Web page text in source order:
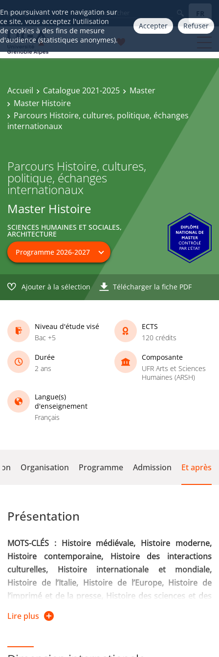
En poursuivant votre navigation sur
ce site, vous acceptez l'utilisation
de cookies à des fins de mesure
d'audience (statistiques anonymes).
Accepter Refuser
Aller à FR
Accueil Catalogue 2021-2025
Master
Master Histoire
Parcours Histoire, cultures, politique, échanges
internationaux
Parcours Histoire, cultures,
politique, échanges
internationaux
Master Histoire
SCIENCES HUMAINES ET SOCIALES,
ARCHITECTURE
Ajouter à la sélection Télécharger la fiche PDF
Niveau d'étude visé
Bac +5
ECTS
120 crédits
Durée
2 ans
Composante
UFR Arts et Sciences
Humaines (ARSH)
Langue(s)
d'enseignement
Français
Organisation Programme Admission Et après
Présentation
MOTS-CLÉS : Histoire médiévale, Histoire moderne,
Histoire contemporaine, Histoire des interactions
culturelles, Histoire internationale et mondiale,
Histoire de l’Italie, Histoire de l’Europe, Histoire de
l’imprimé et de la presse, Histoire des sciences et des
savoirs, Histoire des sensibilités, Histoire des cultures
et religions, Histoire politique et des idées politiques,
Histoire des migrations et des voyages, Histoire des
Lire plus